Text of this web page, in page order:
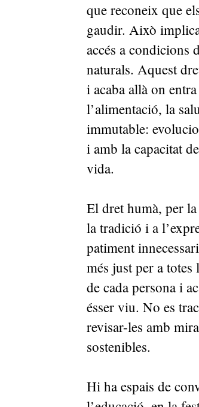
que reconeix que
gaudir. Això
accés a condicions
naturals. Aquest
i acaba allà on
l’alimentació, la
immutable:
i amb la capacitat
vida.
El dret humà, per
la tradició i a
patiment
més just per a
de cada persona i
ésser viu. No es
revisar-les amb
sostenibles.
Hi ha espais de